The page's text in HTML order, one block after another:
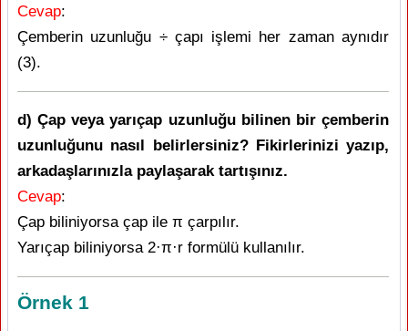
Cevap:
Çemberin uzunluğu ÷ çapı işlemi her zaman aynıdır
(3).
d) Çap veya yarıçap uzunluğu bilinen bir çemberin
uzunluğunu nasıl belirlersiniz? Fikirlerinizi yazıp,
arkadaşlarınızla paylaşarak tartışınız.
Cevap:
Çap biliniyorsa çap ile π çarpılır.
Yarıçap biliniyorsa 2·π·r formülü kullanılır.
Örnek 1